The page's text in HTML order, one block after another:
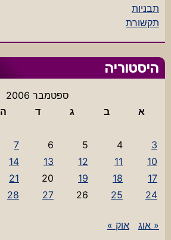
תבניות
תקשורת
היסטוריה
ספטמבר 2006
א
ב ג ד ה
3
4
5
6
7
10
11
12
13
14
17
18
19
20
21
24
25
26
27
28
« אוג אוק »